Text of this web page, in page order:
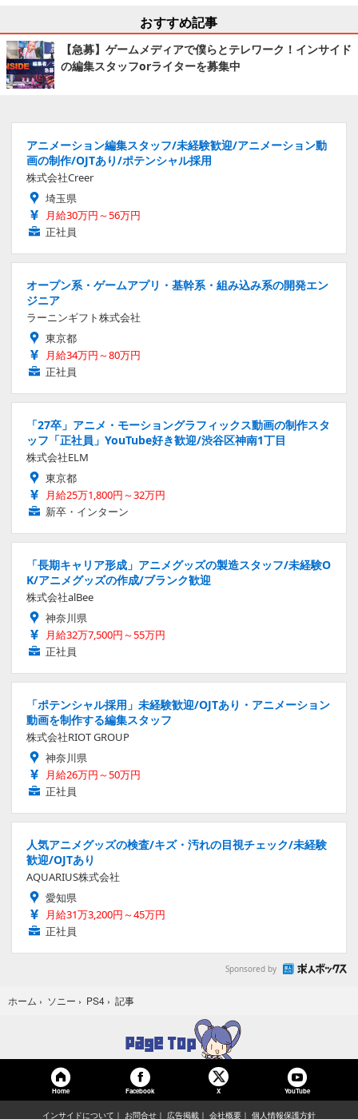
おすすめ記事
【急募】ゲームメディアで僕らとテレワーク！インサイド
の編集スタッフorライターを募集中
アニメーション編集スタッフ/未経験歓迎/アニメーション動
画の制作/OJTあり/ポテンシャル採用
株式会社Creer
埼玉県
月給30万円～56万円
正社員
オープン系・ゲームアプリ・基幹系・組み込み系の開発エン
ジニア
ラーニンギフト株式会社
東京都
月給34万円～80万円
正社員
「27卒」アニメ・モーショングラフィックス動画の制作スタ
ッフ「正社員」YouTube好き歓迎/渋谷区神南1丁目
株式会社ELM
東京都
月給25万1,800円～32万円
新卒・インターン
「長期キャリア形成」アニメグッズの製造スタッフ/未経験O
K/アニメグッズの作成/ブランク歓迎
株式会社alBee
神奈川県
月給32万7,500円～55万円
正社員
「ポテンシャル採用」未経験歓迎/OJTあり・アニメーション
動画を制作する編集スタッフ
株式会社RIOT GROUP
神奈川県
月給26万円～50万円
正社員
人気アニメグッズの検査/キズ・汚れの目視チェック/未経験
歓迎/OJTあり
AQUARIUS株式会社
愛知県
月給31万3,200円～45万円
正社員
Sponsored by
ホーム › ソニー › PS4 › 記事
Home Facebook X YouTube
インサイドについて お問合せ 広告掲載 会社概要 個人情報保護方針